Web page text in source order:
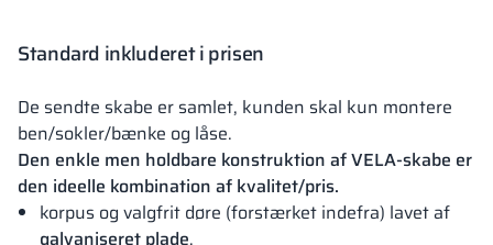
Standard inkluderet i prisen
De sendte skabe er samlet, kunden skal kun montere
ben/sokler/bænke og låse.
Den enkle men holdbare konstruktion af VELA-skabe er
den ideelle kombination af kvalitet/pris.
korpus og valgfrit døre (forstærket indefra) lavet af
galvaniseret plade,